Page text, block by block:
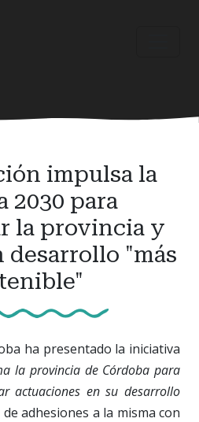
impulsa la
2030 para
la provincia y
"más
ha presentado la iniciativa
la provincia de Córdoba para
actuaciones en su desarrollo
adhesiones a la misma con